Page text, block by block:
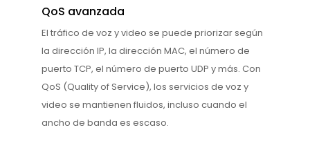
QoS avanzada
El tráfico de voz y video se puede priorizar según
la dirección IP, la dirección MAC, el número de
puerto TCP, el número de puerto UDP y más. Con
QoS (Quality of Service), los servicios de voz y
video se mantienen fluidos, incluso cuando el
ancho de banda es escaso.